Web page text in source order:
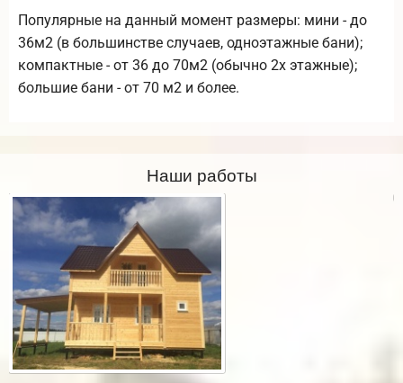
Популярные на данный момент размеры: мини - до
36м2 (в большинстве случаев, одноэтажные бани);
компактные - от 36 до 70м2 (обычно 2х этажные);
большие бани - от 70 м2 и более.
Наши работы